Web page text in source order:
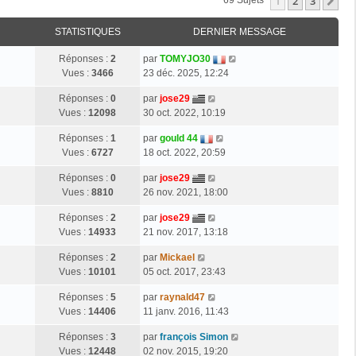
STATISTIQUES DERNIER MESSAGE
Réponses : 2
Vues : 3466
par TOMYJO30
23 déc. 2025, 12:24
Réponses : 0
Vues : 12098
par jose29
30 oct. 2022, 10:19
Réponses : 1
Vues : 6727
par gould 44
18 oct. 2022, 20:59
Réponses : 0
Vues : 8810
par jose29
26 nov. 2021, 18:00
Réponses : 2
Vues : 14933
par jose29
21 nov. 2017, 13:18
Réponses : 2
Vues : 10101
par Mickael
05 oct. 2017, 23:43
Réponses : 5
Vues : 14406
par raynald47
11 janv. 2016, 11:43
Réponses : 3
Vues : 12448
par françois Simon
02 nov. 2015, 19:20